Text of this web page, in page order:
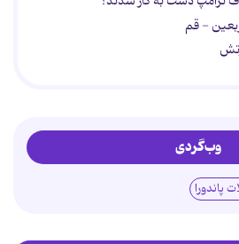
- قم
وب‌گردی
پاندورا